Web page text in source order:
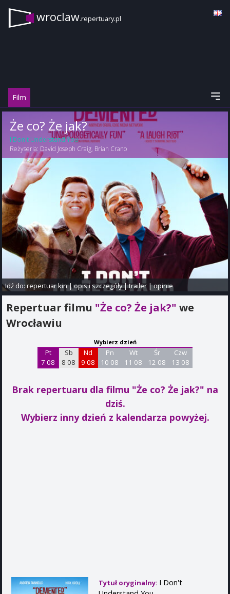
wroclaw.repertuary.pl
Film
Że co? Że jak?
I Don't Understand You
Reżyseria: David Joseph Craig, Brian Crano
Idź do:repertuar kin|opis i szczegóły|trailer |opinie
Repertuar filmu "Że co? Że jak?" we
Wrocławiu
Wybierz dzień
Pt
7 08
Sb
8 08
Nd
9 08
Pn
10 08
Wt
11 08
Śr
12 08
Czw
13 08
Brak repertuaru dla filmu "Że co? Że jak?" na
dziś.
Wybierz inny dzień z kalendarza powyżej.
Tytuł oryginalny: I Don't